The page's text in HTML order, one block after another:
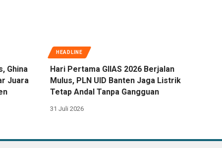
Ghina
Juara
HEADLINE
Hari Pertama GIIAS 2026 Berjalan
Mulus, PLN UID Banten Jaga Listrik
Tetap Andal Tanpa Gangguan
31 Juli 2026